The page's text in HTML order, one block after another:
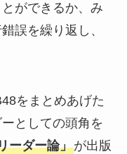
ができるか、み
誤を繰り返し、
をまとめあげた
としての頭角を
ーダー論」が出版